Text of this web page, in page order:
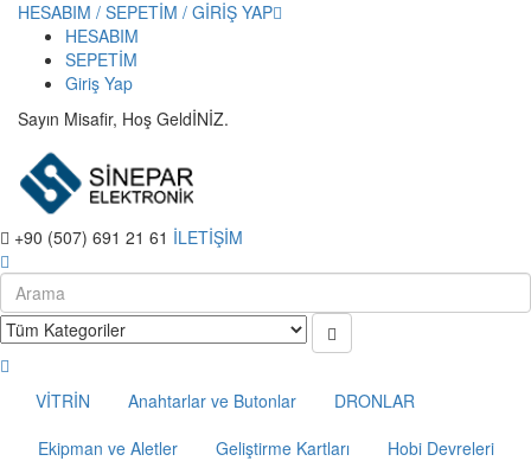
HESABIM / SEPETİM / GİRİŞ YAP
HESABIM
SEPETİM
Giriş Yap
Sayın Misafir, Hoş GeldİNİZ.
+90 (507) 691 21 61 İLETİŞİM
VİTRİN Anahtarlar ve Butonlar
DRONLAR
Ekipman ve Aletler
Geliştirme Kartları
Hobi Devreleri